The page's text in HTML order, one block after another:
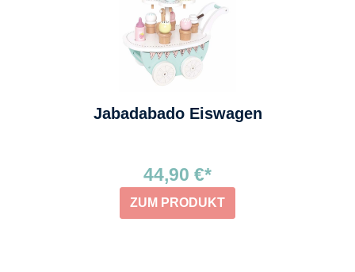
Jabadabado Eiswagen
44,90 €*
ZUM PRODUKT